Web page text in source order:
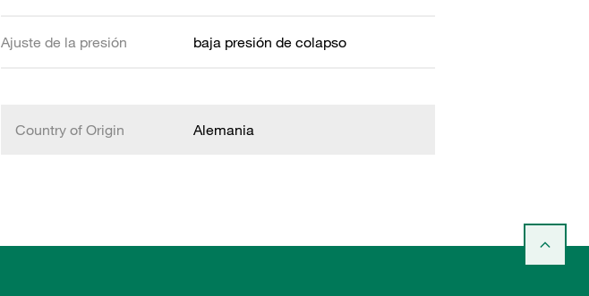
Ajuste de la presión baja presión de colapso
Country of Origin Alemania